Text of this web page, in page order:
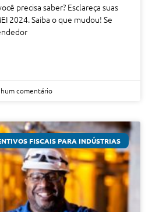
precisa saber? Esclareça suas
2024. Saiba o que mudou! Se
comentário
FISCAIS PARA INDÚSTRIAS